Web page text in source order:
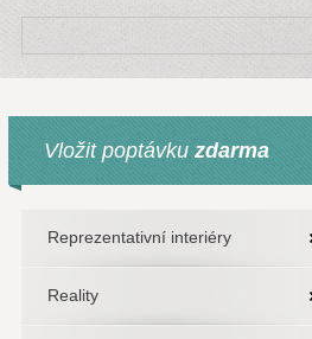
Vložit poptávku zdarma
Reprezentativní interiéry
Reality